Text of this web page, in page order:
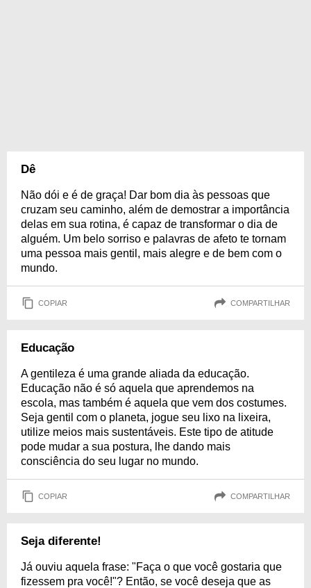
Dê
Não dói e é de graça! Dar bom dia às pessoas que
cruzam seu caminho, além de demostrar a importância
delas em sua rotina, é capaz de transformar o dia de
alguém. Um belo sorriso e palavras de afeto te tornam
uma pessoa mais gentil, mais alegre e de bem com o
mundo.
COPIAR COMPARTILHAR
Educação
A gentileza é uma grande aliada da educação.
Educação não é só aquela que aprendemos na
escola, mas também é aquela que vem dos costumes.
Seja gentil com o planeta, jogue seu lixo na lixeira,
utilize meios mais sustentáveis. Este tipo de atitude
pode mudar a sua postura, lhe dando mais
consciência do seu lugar no mundo.
COPIAR COMPARTILHAR
Seja diferente!
Já ouviu aquela frase: "Faça o que você gostaria que
fizessem pra você!"? Então, se você deseja que as